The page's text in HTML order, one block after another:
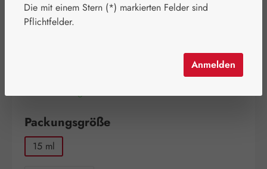
Regulärer Preis:
16,00 €
Packungsgrößeauswählen
15 ml
Die mit einem Stern (*) markierten Felder sind
Pflichtfelder.
Anmelden